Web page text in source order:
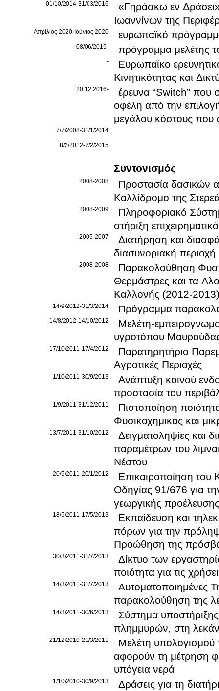
01/10/2014-31/03/2016
«Γηράσκω εν
Ιωαννίνων της
Απρίλιος 2020-Ιούνιος 2020 ευρωπαϊκό
08/06/2015- πρόγραμμα μελέτης
-
Ευρωπαϊκο
Κινητικότητας και
20.12.2016-
έρευνα “Switch” που
οφέλη από την
μεγάλου κόστους που
7/7/2008-31/1/2014
8/2/2012-7/2/2015
Συντονισμός
2008-2008
Προστασία δασικών
Καλλίδρομο της
2008-2009
Πληροφοριακό
στήριξη
2005-2007
Διατήρηση και
διασυνοριακή περιοχή
2008-2008
Παρακολούθηση
Θερμάστρες και τα
Καλλονής (2012-2013)
14/9/2012-31/3/2014 Πρόγραμμα
14/8/2012-14/10/2012
Μελέτη-
υγροτόπου
17/10/2011-17/4/2012
Παρατηρητήριο
Αγροτικές Περιοχές
1/10/2011-30/9/2013
Ανάπτυξη κοινού
προστασία του
1/9/2011-31/12/2011
Πιστοποίηση
Φυσικοχημικός και
13/7/2011-31/10/2012
Δειγματοληψίες και
παραμέτρων του
Νέστου
20/5/2011-20/1/2012
Επικαιροποίηση του
Οδηγίας 91/676 για
γεωργικής προέλευσης
18/5/2011-17/5/2013
Εκπαίδευση και
πόρων για την
Προώθηση της
30/3/2011-31/7/2013
Δίκτυο των
ποιότητα για τις
14/3/2011-31/7/2013
Αυτοματοποιημένες
παρακολούθηση της
14/3/2011-30/6/2013
Σύστημα
πλημμυρών, στη
21/12/2010-21/3/2011
Μελέτη
αφορούν τη μέτρηση
υπόγεια νερά
1/10/2010-30/9/2013
Δράσεις για τη